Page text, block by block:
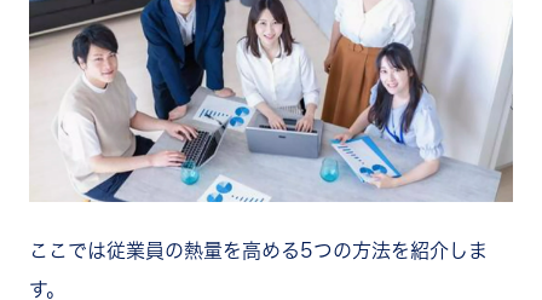
ここでは従業員の熱量を高める5つの方法を紹介しま
す。